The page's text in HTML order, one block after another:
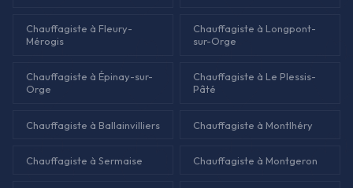
Chauffagiste à Fleury-
Mérogis
Chauffagiste à Longpont-
sur-Orge
Chauffagiste à Épinay-sur-
Orge
Chauffagiste à Le Plessis-
Pâté
Chauffagiste à Ballainvilliers Chauffagiste à Montlhéry
Chauffagiste à Sermaise Chauffagiste à Montgeron